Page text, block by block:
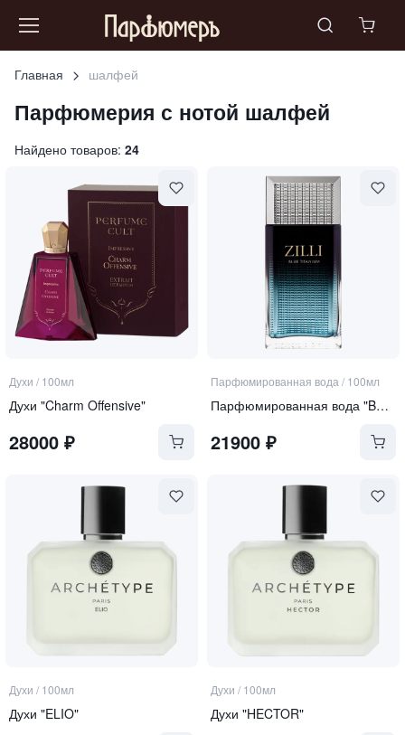
Главная шалфей
Парфюмерия с нотой шалфей
Найдено товаров: 24
Духи / 100мл
Духи "Charm Offensive"
28000 ₽
Парфюмированная вода / 100мл
Парфюмированная вода "BLUE TITANIUM"
21900₽
Духи / 100мл
Духи "ELIO"
Духи / 100мл
Духи "HECTOR"